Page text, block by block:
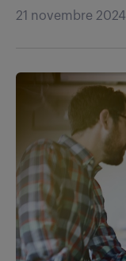
21 novembre 2024